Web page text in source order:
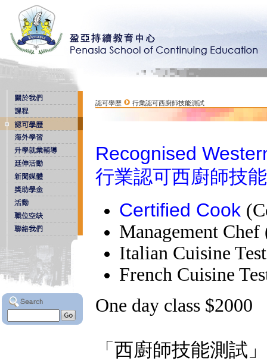
認可學歷 行業認可西廚師技能測試
Recognised
行業認可西廚師技
Certified Cook
Management
Italian Cuisine
French Cuisine
One day class $2000
「西廚師技能測試